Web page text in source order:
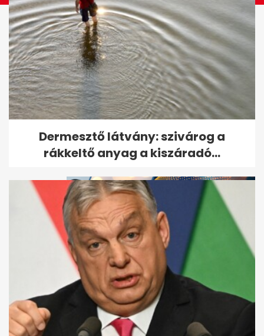
Megszökött a több száz állatot
brutálisan megkínzó nő
Dermesztő látvány: szivárog a
rákkeltő anyag a kiszáradó...